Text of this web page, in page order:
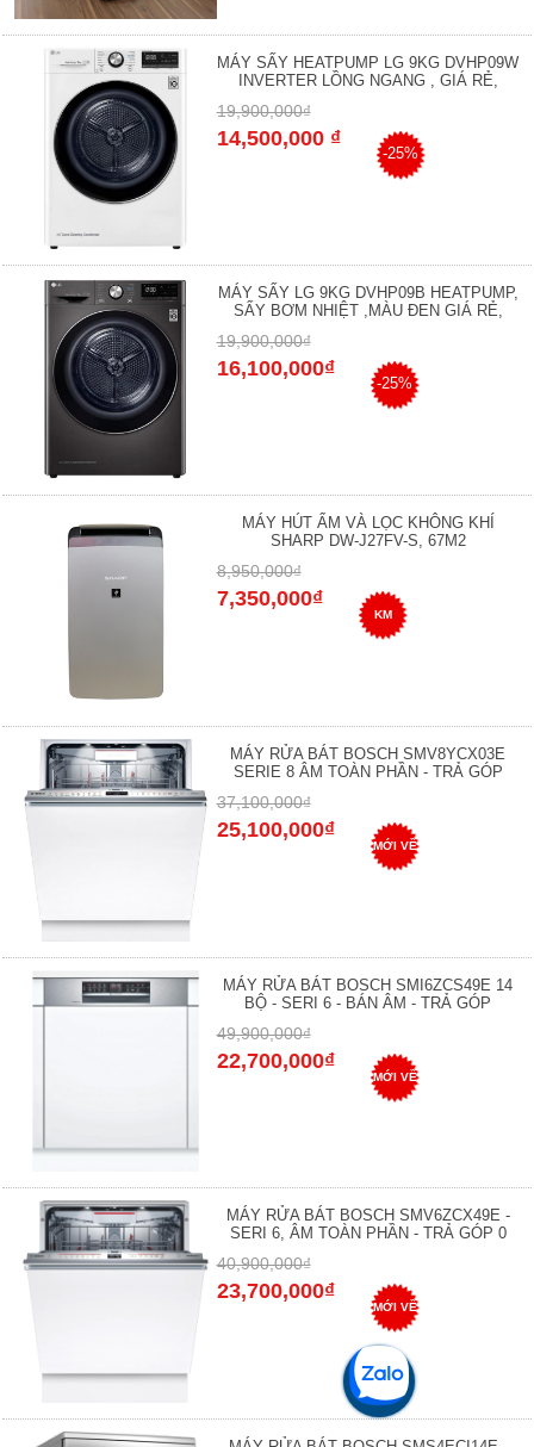
MÁY SẤY HEATPUMP LG 9KG DVHP09W
INVERTER LỒNG NGANG , GIÁ RẺ,
19,900,000₫
14,500,000 ₫
-25%
MÁY SẤY LG 9KG DVHP09B HEATPUMP,
SẤY BƠM NHIỆT ,MÀU ĐEN GIÁ RẺ,
19,900,000₫
16,100,000₫
-25%
MÁY HÚT ẨM VÀ LỌC KHÔNG KHÍ
SHARP DW-J27FV-S, 67M2
8,950,000₫
7,350,000₫
KM
MÁY RỬA BÁT BOSCH SMV8YCX03E
SERIE 8 ÂM TOÀN PHẦN - TRẢ GÓP
37,100,000₫
25,100,000₫
MỚI VỀ
MÁY RỬA BÁT BOSCH SMI6ZCS49E 14
BỘ - SERI 6 - BÁN ÂM - TRẢ GÓP
49,900,000₫
22,700,000₫
MỚI VỀ
MÁY RỬA BÁT BOSCH SMV6ZCX49E -
SERI 6, ÂM TOÀN PHẦN - TRẢ GÓP 0
40,900,000₫
23,700,000₫
MỚI VỀ